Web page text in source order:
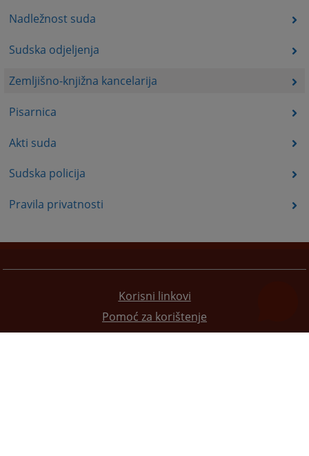
Nadležnost suda
Sudska odjeljenja
Zemljišno-knjižna kancelarija
Pisarnica
Akti suda
Sudska policija
Pravila privatnosti
Korisni linkovi
Pomoć za korištenje
Mapa stranice